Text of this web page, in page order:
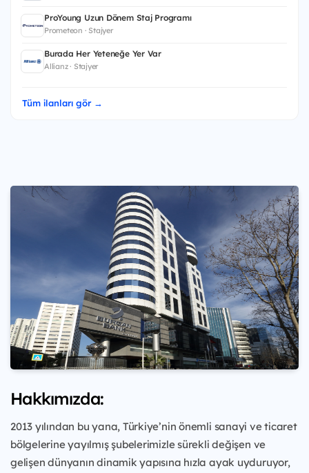
ProYoung Uzun Dönem Staj Programı
Prometeon · Stajyer
Burada Her Yeteneğe Yer Var
Allianz · Stajyer
Tüm ilanları gör →
Hakkımızda:
2013 yılından bu yana, Türkiye’nin önemli sanayi ve ticaret
bölgelerine yayılmış şubelerimizle sürekli değişen ve
gelişen dünyanın dinamik yapısına hızla ayak uyduruyor,